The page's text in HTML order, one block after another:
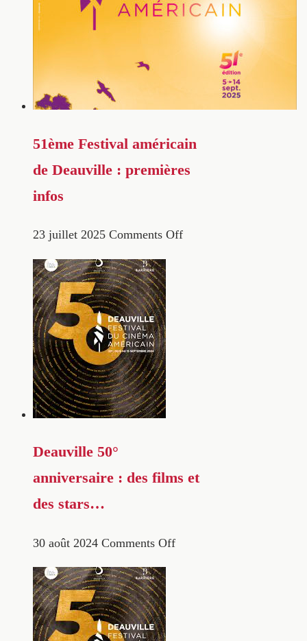
51ème Festival américain
de Deauville : premières
infos
23 juillet 2025 Comments Off
Deauville 50°
anniversaire : des films et
des stars…
30 août 2024 Comments Off